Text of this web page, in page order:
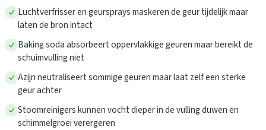
Luchtverfrisser en geursprays maskeren de geur tijdelijk maar
laten de bron intact
Baking soda absorbeert oppervlakkige geuren maar bereikt de
schuimvulling niet
Azijn neutraliseert sommige geuren maar laat zelf een sterke
geur achter
Stoomreinigers kunnen vocht dieper in de vulling duwen en
schimmelgroei verergeren